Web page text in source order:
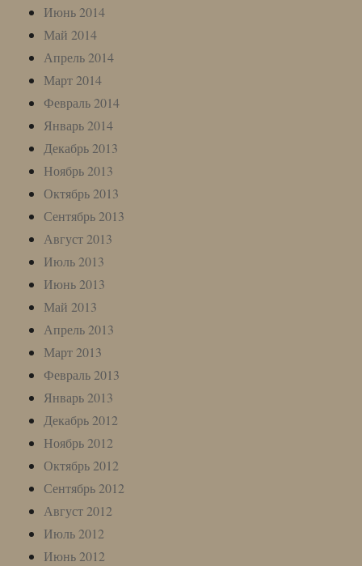
Июнь 2014
Май 2014
Апрель 2014
Март 2014
Февраль 2014
Январь 2014
Декабрь 2013
Ноябрь 2013
Октябрь 2013
Сентябрь 2013
Август 2013
Июль 2013
Июнь 2013
Май 2013
Апрель 2013
Март 2013
Февраль 2013
Январь 2013
Декабрь 2012
Ноябрь 2012
Октябрь 2012
Сентябрь 2012
Август 2012
Июль 2012
Июнь 2012